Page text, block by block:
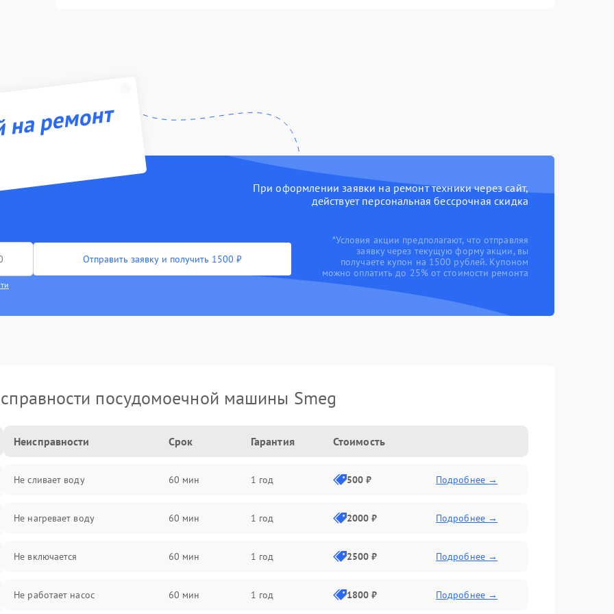
ремонт
При оформлении заявки на ремонт техники через сайт,
действует персональная бессрочная скидка
Отправить заявку и получить 1500 ₽
*Условия акции предполагают, что отправляя
заявку через текущую форму акции, вы
получаете купон на 1500 рублей. Купоном
можно оплатить до 25% от стоимости ремонта
посудомоечной машины Smeg
Неисправности Срок Гарантия Стоимость
Не сливает воду 60 мин 1 год 500 ₽ Подробнее →
Не нагревает воду 60 мин 1 год 2000 ₽ Подробнее →
Не включается 60 мин 1 год 2500 ₽ Подробнее →
Не работает насос 60 мин 1 год 1800 ₽ Подробнее →